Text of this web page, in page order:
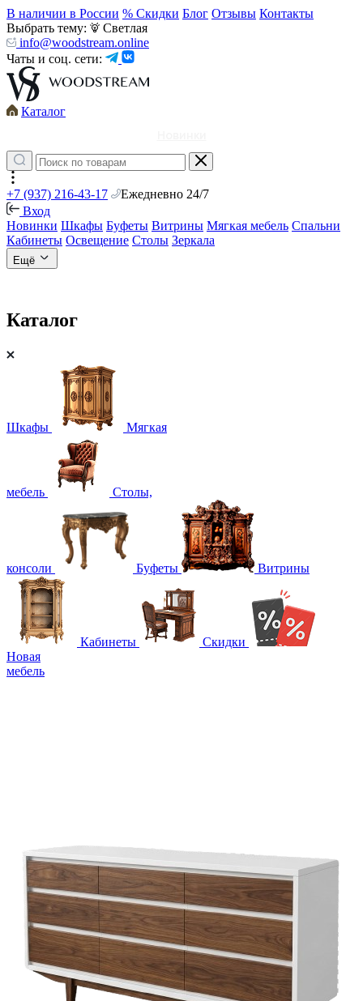
В наличии в России % Скидки Блог Отзывы Контакты
Выбрать тему:
Светлая
info@woodstream.online
Чаты и соц. сети:
Каталог
+7 (937) 216-43-17
Ежедневно 24/7
Вход
Новинки Шкафы Буфеты Витрины Мягкая мебель Спальни
Кабинеты Освещение Столы Зеркала
Ещё
Каталог
Шкафы Мягкая
мебель Столы,
консоли Буфеты Витрины
Кабинеты
Скидки
Новая
мебель